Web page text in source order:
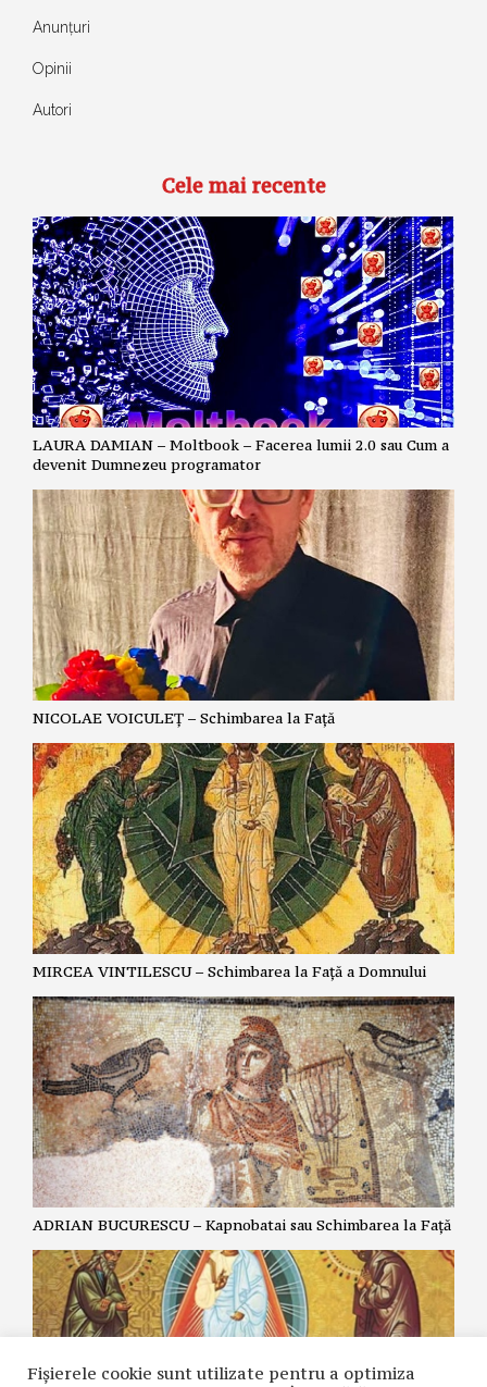
Anunțuri
Opinii
Autori
Cele mai recente
LAURA DAMIAN – Moltbook – Facerea lumii 2.0 sau Cum a
devenit Dumnezeu programator
NICOLAE VOICULEȚ – Schimbarea la Față
MIRCEA VINTILESCU – Schimbarea la Față a Domnului
ADRIAN BUCURESCU – Kapnobatai sau Schimbarea la Față
Fișierele cookie sunt utilizate pentru a optimiza